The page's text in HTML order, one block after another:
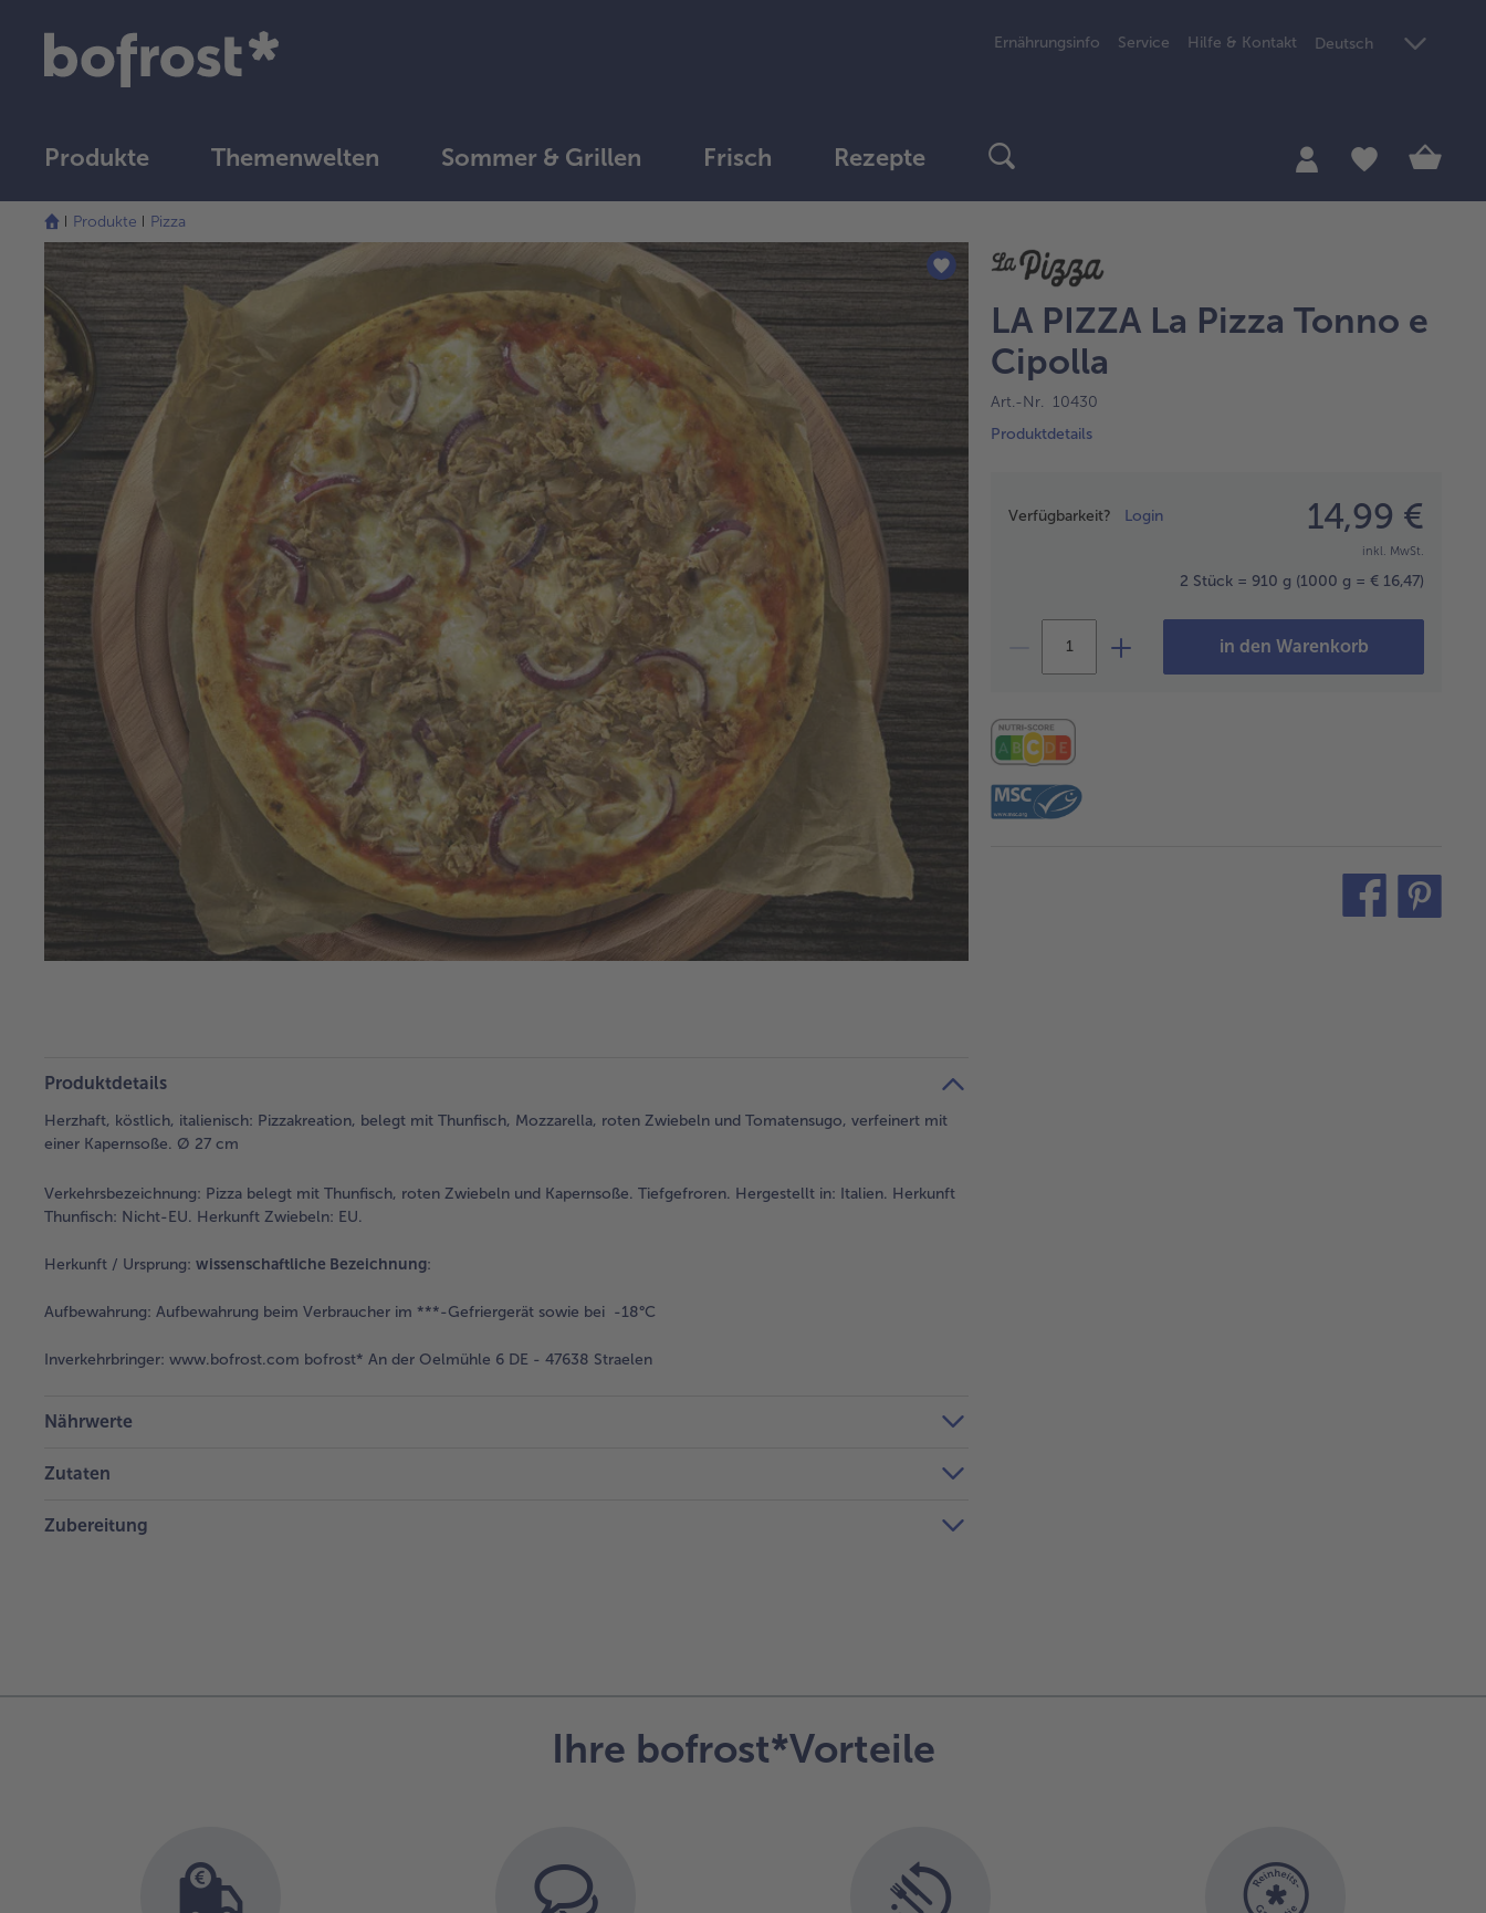
Ernährungsinfo Service Hilfe & Kontakt Deutsch
Produkte Themenwelten Sommer & Grillen Frisch Rezepte
Produkte Pizza
LA PIZZA La Pizza Tonno e
Cipolla
Art.-Nr. 10430
Produktdetails
Verfügbarkeit? Login 14,99 €
inkl. MwSt.
2 Stück = 910 g (1000 g = € 16,47)
in den Warenkorb
teilen
Produktdetails
Herzhaft, köstlich, italienisch: Pizzakreation, belegt mit Thunfisch, Mozzarella, roten Zwiebeln und Tomatensugo, verfeinert mit
einer Kapernsoße. Ø 27 cm
Verkehrsbezeichnung: Pizza belegt mit Thunfisch, roten Zwiebeln und Kapernsoße. Tiefgefroren. Hergestellt in: Italien. Herkunft
Thunfisch: Nicht-EU. Herkunft Zwiebeln: EU.
Herkunft / Ursprung: wissenschaftliche Bezeichnung:
Aufbewahrung: Aufbewahrung beim Verbraucher im ***-Gefriergerät sowie bei -18°C
Inverkehrbringer: www.bofrost.com bofrost* An der Oelmühle 6 DE - 47638 Straelen
Nährwerte
Zutaten
Zubereitung
Ihre bofrost*Vorteile